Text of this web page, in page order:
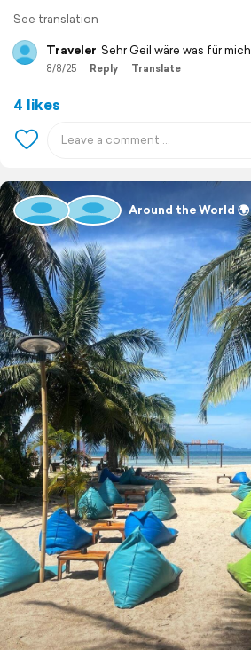
See translation
Traveler Sehr Geil wäre was für mich
8/8/25 Reply Translate
4 likes
Around the World 🌍